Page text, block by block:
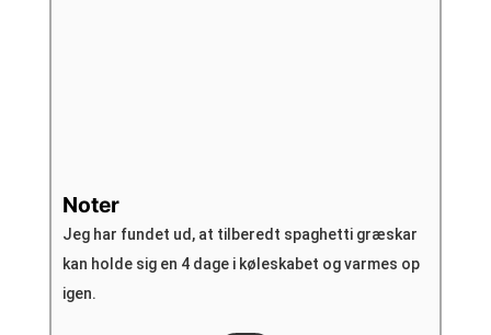
Noter
Jeg har fundet ud, at tilberedt spaghetti græskar
kan holde sig en 4 dage i køleskabet og varmes op
igen.